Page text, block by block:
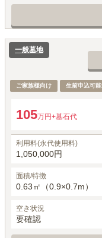
一般墓地
ご家族様向け 生前申込可能
105万円+墓石代
利用料(永代使用料)
1,050,000円
面積/特徴
0.63㎡（0.9×0.7m）
空き状況
要確認